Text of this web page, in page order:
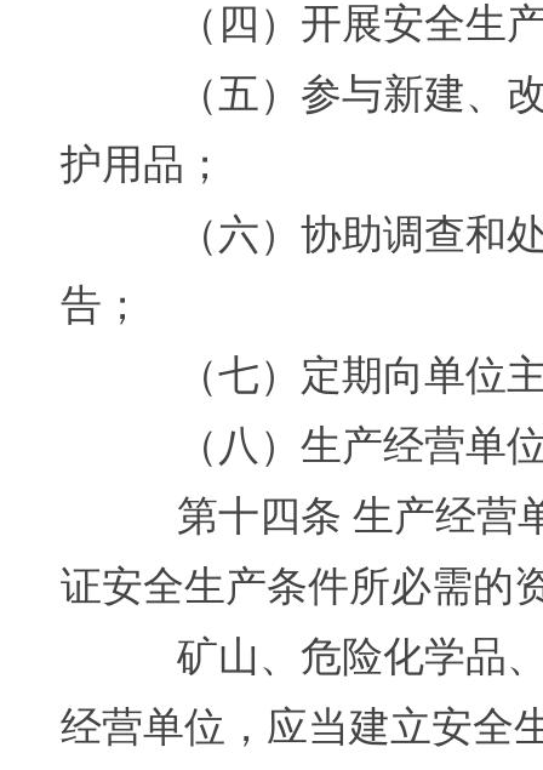
（四）开展安全生产
（五）参与新建、改
护用品；
（六）协助调查和处
告；
（七）定期向单位主
（八）生产经营单位
第十四条 生产经营单
证安全生产条件所必需的
矿山、危险化学品、
经营单位，应当建立安全